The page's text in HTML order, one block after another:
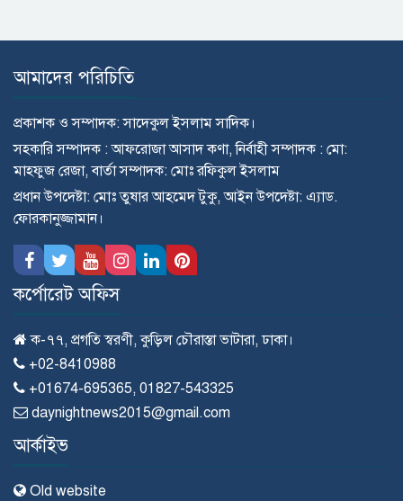
আমাদের পরিচিতি
প্রকাশক ও সম্পাদক: সাদেকুল ইসলাম সাদিক।
সহকারি সম্পাদক : আফরোজা আসাদ কণা, নির্বাহী সম্পাদক : মো:
মাহ্ফুজ রেজা, বার্তা সম্পাদক: মোঃ রফিকুল ইসলাম
প্রধান উপদেষ্টা: মোঃ তুষার আহমেদ টুকু, আইন উপদেষ্টা: এ্যাড.
ফোরকানুজ্জামান।
কর্পোরেট অফিস
ক-৭৭, প্রগতি স্বরণী, কুড়িল চৌরাস্তা ভাটারা, ঢাকা।
+02-8410988
+01674-695365, 01827-543325
daynightnews2015@gmail.com
আর্কাইভ
Old website